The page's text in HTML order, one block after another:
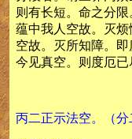
则有长短。命之分
蕴中我人空故。灭
空故。灭所知障。即
今见真空。则度厄已
丙二正示法空。（分